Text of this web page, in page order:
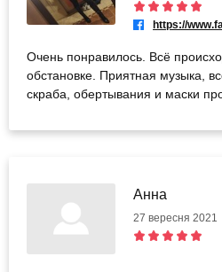
Очень понравилось. Всё
обстановке. Приятная музыка,
скраба, обертывания и маски
Анна
27 вересня 2021